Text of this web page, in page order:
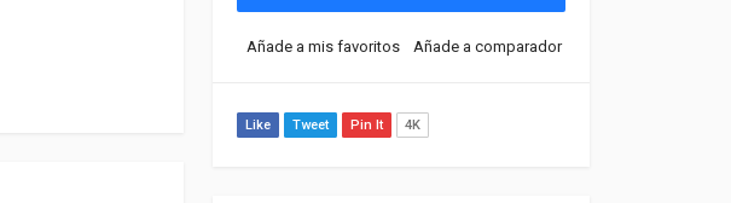
Añade a mis favoritos Añade a comparador
Like Tweet Pin It 4K